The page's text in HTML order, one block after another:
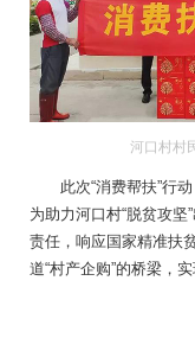
河口村村
此次“消费帮扶”行
为助力河口村“脱贫攻
责任，响应国家精准扶
道“村产企购”的桥梁，